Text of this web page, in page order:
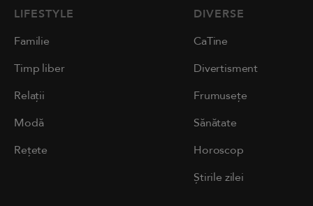
LIFESTYLE
Familie
Timp liber
Relații
Modă
Rețete
DIVERSE
CaTine
Divertisment
Frumusețe
Sănătate
Horoscop
Știrile zilei